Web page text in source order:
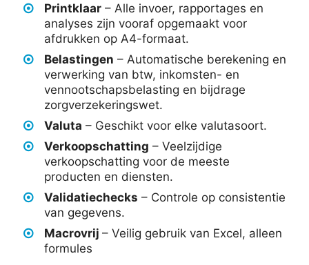
Printklaar – Alle invoer, rapportages en
analyses zijn vooraf opgemaakt voor
afdrukken op A4-formaat.
Belastingen – Automatische berekening en
verwerking van btw, inkomsten- en
vennootschapsbelasting en bijdrage
zorgverzekeringswet.
Valuta – Geschikt voor elke valutasoort.
Verkoopschatting – Veelzijdige
verkoopschatting voor de meeste
producten en diensten.
Validatiechecks – Controle op consistentie
van gegevens.
Macrovrij – Veilig gebruik van Excel, alleen
formules